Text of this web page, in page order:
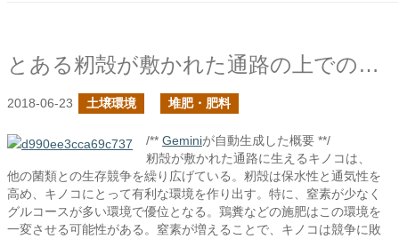
とある籾殻が敷かれた通路の上での戦い
2018-06-23 土壌環境 堆肥・肥料
/** Geminiが自動生成した概要 **/
籾殻が敷かれた通路に生えるキノコは、
他の菌類との生存競争を繰り広げている。籾殻は保水性と通気性を
高め、キノコにとって有利な環境を作り出す。特に、窒素が少なく
グルコースが多い環境で優位となる。鶏糞などの施肥はこの環境を
一変させる可能性がある。窒素が増えることで、キノコは競争に敗